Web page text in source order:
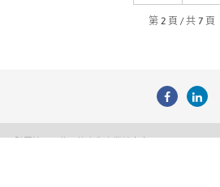
第 2 頁 / 共 7 頁